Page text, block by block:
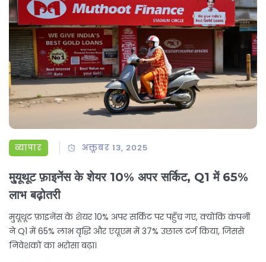
व्यापार अक्तूबर 13, 2025
मु्यूथूट फ़ाइनेंस के शेयर 10% अपर सर्किट, Q1 में 65%
लाभ बढ़ोतरी
मु्यूथूट फ़ाइनेंस के शेयर 10% अपर सर्किट पर पहुँच गए, क्योंकि कंपनी
ने Q1 में 65% लाभ वृद्धि और एयूएम में 37% उछाल दर्ज किया, जिससे
निवेशकों का भरोसा बढ़ा।